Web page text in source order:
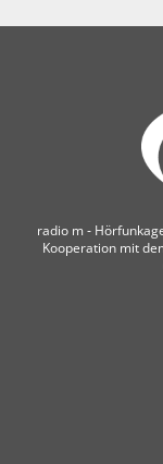
radio m ‐
Kooperation mit